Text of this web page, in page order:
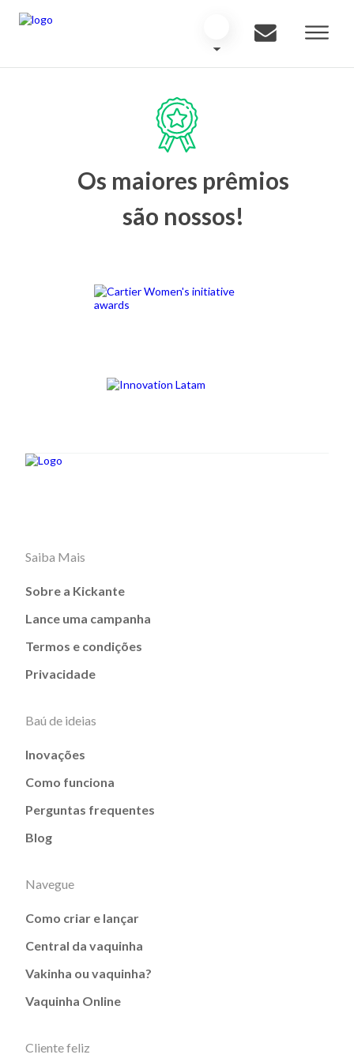
Os maiores prêmios
são nossos!
Saiba Mais
Sobre a Kickante
Lance uma campanha
Termos e condições
Privacidade
Baú de ideias
Inovações
Como funciona
Perguntas frequentes
Blog
Navegue
Como criar e lançar
Central da vaquinha
Vakinha ou vaquinha?
Vaquinha Online
Cliente feliz